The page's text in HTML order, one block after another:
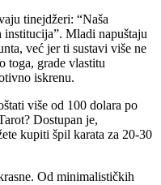
tinejdžeri: “Naša
institucija”. Mladi napuštaju
već jer ti sustavi više ne
toga, grade vlastitu
iskrenu.
više od 100 dolara po
Dostupan je,
kupiti špil karata za 20-30
Od minimalističkih